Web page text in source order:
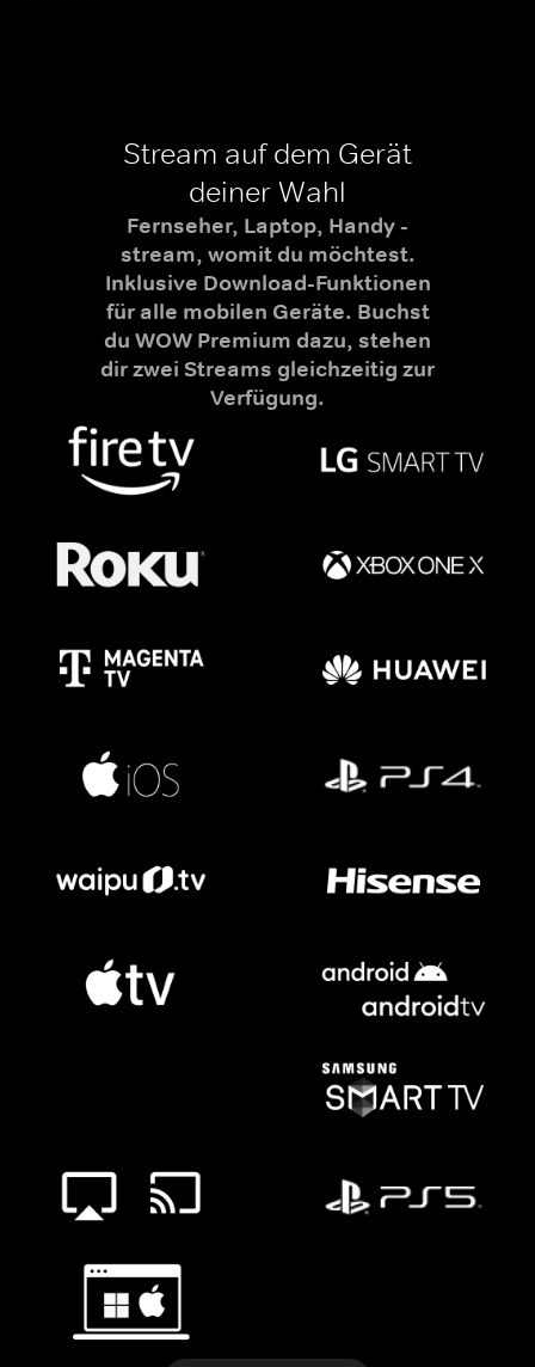
Stream auf dem Gerät
deiner Wahl
Fernseher, Laptop, Handy -
stream, womit du möchtest.
Inklusive Download-Funktionen
für alle mobilen Geräte. Buchst
du WOW Premium dazu, stehen
dir zwei Streams gleichzeitig zur
Verfügung.